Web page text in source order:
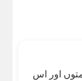
اور اس